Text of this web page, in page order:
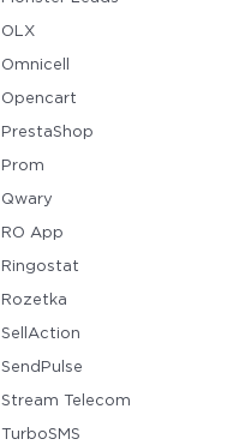
OLX
Omnicell
Opencart
PrestaShop
Prom
Qwary
RO App
Ringostat
Rozetka
SellAction
SendPulse
Stream Telecom
TurboSMS